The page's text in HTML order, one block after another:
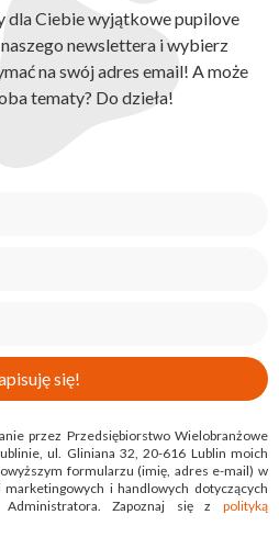
dla Ciebie wyjątkowe pupilove
newslettera i wybierz
na swój adres email! A może
tematy? Do dzieła!
przez Przedsiębiorstwo Wielobranżowe
ul. Gliniana 32, 20-616 Lublin moich
formularzu (imię, adres e-mail) w
i handlowych dotyczących
Zapoznaj się z polityką
się!